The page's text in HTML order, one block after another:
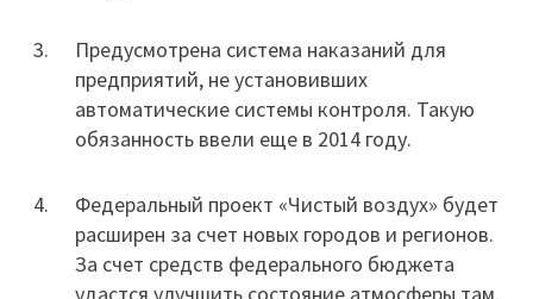
Предусмотрена система наказаний для
предприятий, не установивших
автоматические системы контроля. Такую
обязанность ввели еще в 2014 году.
Федеральный проект «Чистый воздух» будет
расширен за счет новых городов и регионов.
За счет средств федерального бюджета